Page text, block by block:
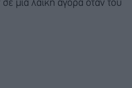
μια λαϊκή αγορά όταν του